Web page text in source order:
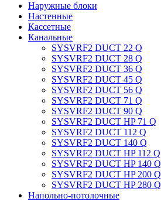
Наружные блоки
Настенные
Кассетные
Канальные
SYSVRF2 DUCT 22 Q
SYSVRF2 DUCT 28 Q
SYSVRF2 DUCT 36 Q
SYSVRF2 DUCT 45 Q
SYSVRF2 DUCT 56 Q
SYSVRF2 DUCT 71 Q
SYSVRF2 DUCT 90 Q
SYSVRF2 DUCT HP 71 Q
SYSVRF2 DUCT 112 Q
SYSVRF2 DUCT 140 Q
SYSVRF2 DUCT HP 112 Q
SYSVRF2 DUCT HP 140 Q
SYSVRF2 DUCT HP 200 Q
SYSVRF2 DUCT HP 280 Q
Напольно-потолочные